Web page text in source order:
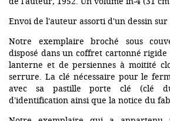
Envoi de l'auteur assorti d'un dessin
Notre exemplaire broché sous
disposé dans un coffret cartonné
lanterne et de persiennes à moitité
serrure. La clé nécessaire pour le
avec sa pastille porte clé (clé
d'identification ainsi que la notice du